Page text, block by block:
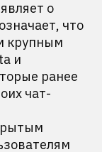
о
что
крупным
и
ранее
чат-